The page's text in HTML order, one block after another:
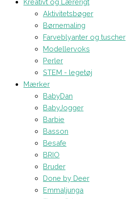
Aktivitetsbøger
Børnemaling
Farveblyanter og tuscher
Modellervoks
Perler
STEM - legetøj
Mærker
BabyDan
BabyJogger
Barbie
Basson
Besafe
BRIO
Bruder
Done by Deer
Emmaljunga